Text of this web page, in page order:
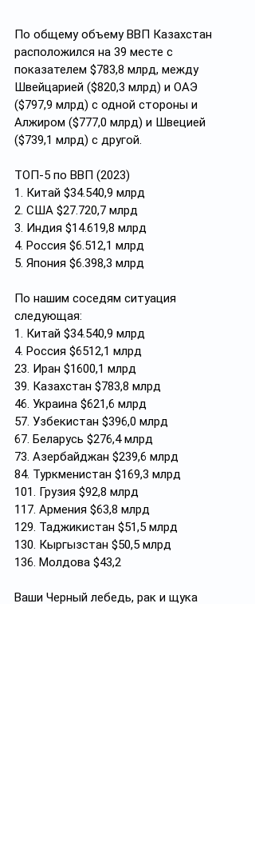
По общему объему ВВП Казахстан
расположился на 39 месте с
показателем $783,8 млрд, между
Швейцарией ($820,3 млрд) и ОАЭ
($797,9 млрд) с одной стороны и
Алжиром ($777,0 млрд) и Швецией
($739,1 млрд) с другой.
ТОП-5 по ВВП (2023)
1. Китай $34.540,9 млрд
2. США $27.720,7 млрд
3. Индия $14.619,8 млрд
4. Россия $6.512,1 млрд
5. Япония $6.398,3 млрд
По нашим соседям ситуация
следующая:
1. Китай $34.540,9 млрд
4. Россия $6512,1 млрд
23. Иран $1600,1 млрд
39. Казахстан $783,8 млрд
46. Украина $621,6 млрд
57. Узбекистан $396,0 млрд
67. Беларусь $276,4 млрд
73. Азербайджан $239,6 млрд
84. Туркменистан $169,3 млрд
101. Грузия $92,8 млрд
117. Армения $63,8 млрд
129. Таджикистан $51,5 млрд
130. Кыргызстан $50,5 млрд
136. Молдова $43,2
Ваши Черный лебедь, рак и щука